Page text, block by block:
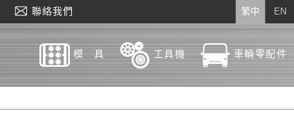
繁中 EN
聯絡我們
模 具 工具機 車輛零配件